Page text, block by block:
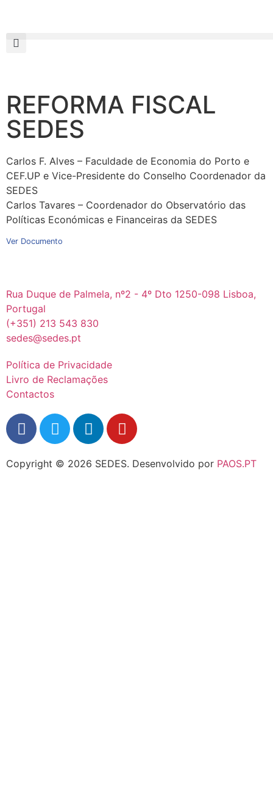
REFORMA FISCAL
SEDES
Carlos F. Alves – Faculdade de Economia do Porto e
CEF.UP e Vice-Presidente do Conselho Coordenador da
SEDES
Carlos Tavares – Coordenador do Observatório das
Políticas Económicas e Financeiras da SEDES
Ver Documento
Rua Duque de Palmela, nº2 - 4º Dto 1250-098 Lisboa,
Portugal
(+351) 213 543 830
sedes@sedes.pt
Política de Privacidade
Livro de Reclamações
Contactos
Copyright © 2026 SEDES. Desenvolvido por PAOS.PT